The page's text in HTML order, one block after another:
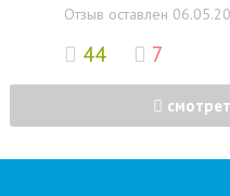
Отзыв оставлен
44 7